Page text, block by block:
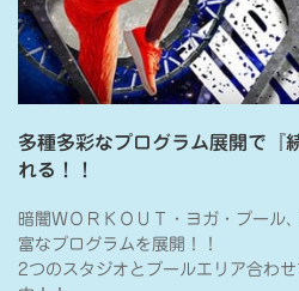
多種多彩なプログラム展開で『
れる！！
暗闇ＷＯＲＫＯＵＴ・ヨガ・プール
富なプログラムを展開！！
2つのスタジオとプールエリア合わ